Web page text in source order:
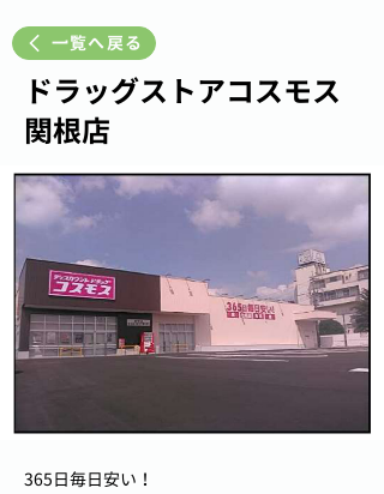
一覧へ戻る
ドラッグストアコスモス
関根店
365日毎日安い！